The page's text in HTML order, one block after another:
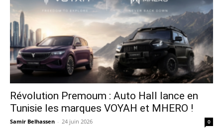
Révolution Premoum : Auto Hall lance en
Tunisie les marques VOYAH et MHERO !
Samir Belhassen - 24 juin 2026 0